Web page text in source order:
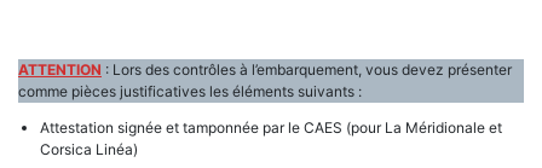
ATTENTION : Lors des contrôles à l’embarquement, vous devez présenter
comme pièces justificatives les éléments suivants :
Attestation signée et tamponnée par le CAES (pour La Méridionale et
Corsica Linéa)